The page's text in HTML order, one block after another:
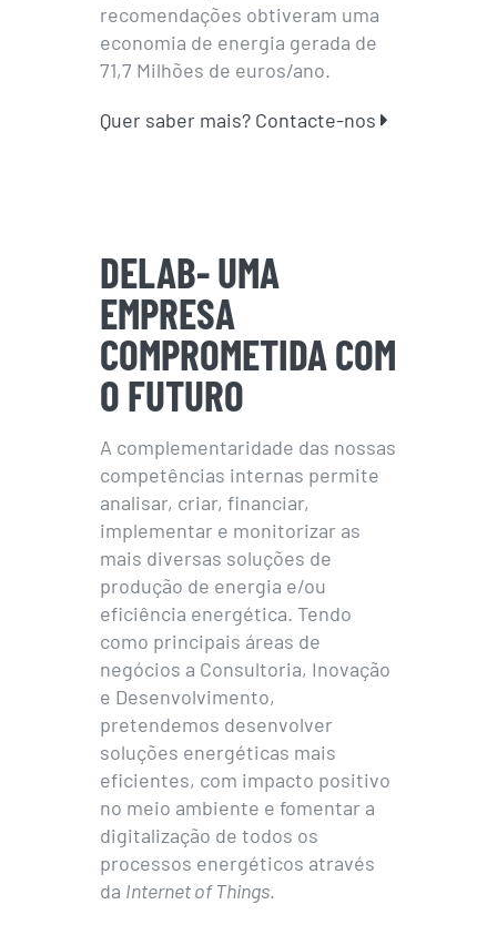
recomendações obtiveram uma
economia de energia gerada de
71,7 Milhões de euros/ano.
Quer saber mais? Contacte-nos
DELAB- UMA
EMPRESA
COMPROMETIDA COM
O FUTURO
A complementaridade das nossas
competências internas permite
analisar, criar, financiar,
implementar e monitorizar as
mais diversas soluções de
produção de energia e/ou
eficiência energética. Tendo
como principais áreas de
negócios a Consultoria, Inovação
e Desenvolvimento,
pretendemos desenvolver
soluções energéticas mais
eficientes, com impacto positivo
no meio ambiente e fomentar a
digitalização de todos os
processos energéticos através
da Internet of Things.